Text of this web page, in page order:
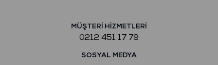
MÜŞTERİ HİZMETLERİ
0212 451 17 79
SOSYAL MEDYA